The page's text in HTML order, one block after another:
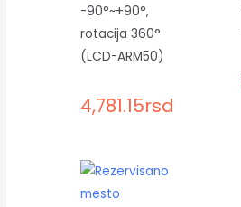
-90°~+90°,
rotacija 360°
(LCD-ARM50)
4,781.15rsd